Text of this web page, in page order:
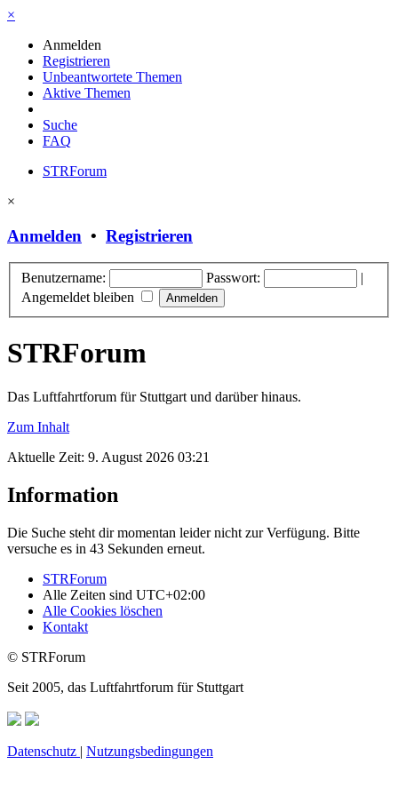
×
Anmelden
Registrieren
Unbeantwortete Themen
Aktive Themen
Suche
FAQ
STRForum
×
Anmelden • Registrieren
Benutzername: Passwort:
|
Angemeldet bleiben
STRForum
Das Luftfahrtforum für Stuttgart und darüber hinaus.
Zum Inhalt
Aktuelle Zeit: 9. August 2026 03:21
Information
Die Suche steht dir momentan leider nicht zur Verfügung. Bitte
versuche es in 43 Sekunden erneut.
STRForum
Alle Zeiten sind UTC+02:00
Alle Cookies löschen
Kontakt
© STRForum
Seit 2005, das Luftfahrtforum für Stuttgart
Datenschutz | Nutzungsbedingungen